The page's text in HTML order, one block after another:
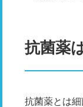
抗菌薬
抗菌薬とは細